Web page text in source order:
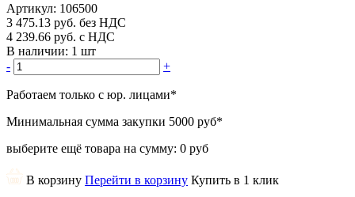
Артикул: 106500
3 475.13 руб. без НДС
4 239.66 руб. с НДС
В наличии: 1 шт
-
+
Работаем только с юр. лицами*
Минимальная сумма закупки 5000 руб*
выберите ещё товара на сумму: 0 руб
В корзину Перейти в корзину Купить в 1 клик